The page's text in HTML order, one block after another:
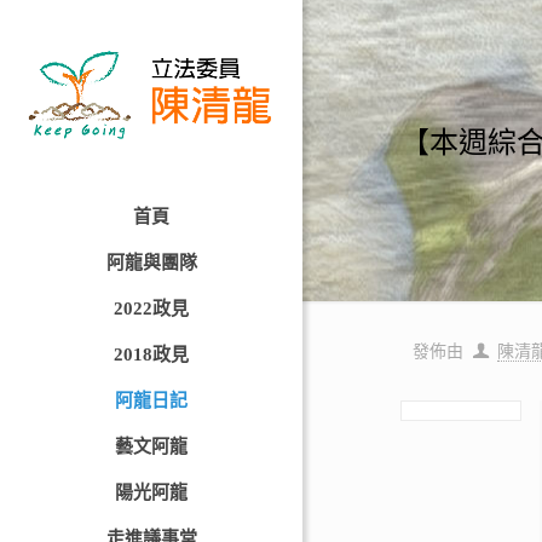
首頁
阿龍與團隊
2022政見
2018政見
阿龍日記
藝文阿龍
陽光阿龍
【本週綜
發佈由 陳清